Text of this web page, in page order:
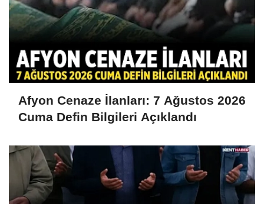
Afyon Cenaze İlanları: 7 Ağustos 2026
Cuma Defin Bilgileri Açıklandı